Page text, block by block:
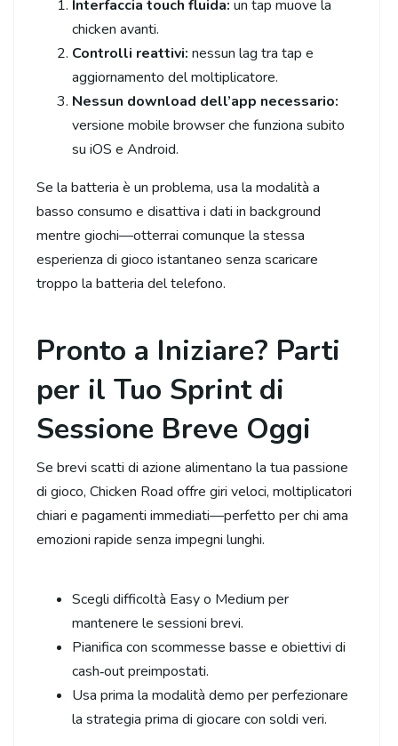
Interfaccia touch fluida: un tap muove la
chicken avanti.
Controlli reattivi: nessun lag tra tap e
aggiornamento del moltiplicatore.
Nessun download dell’app necessario:
versione mobile browser che funziona subito
su iOS e Android.
Se la batteria è un problema, usa la modalità a
basso consumo e disattiva i dati in background
mentre giochi—otterrai comunque la stessa
esperienza di gioco istantaneo senza scaricare
troppo la batteria del telefono.
Pronto a Iniziare? Parti
per il Tuo Sprint di
Sessione Breve Oggi
Se brevi scatti di azione alimentano la tua passione
di gioco, Chicken Road offre giri veloci, moltiplicatori
chiari e pagamenti immediati—perfetto per chi ama
emozioni rapide senza impegni lunghi.
Scegli difficoltà Easy o Medium per
mantenere le sessioni brevi.
Pianifica con scommesse basse e obiettivi di
cash‑out preimpostati.
Usa prima la modalità demo per perfezionare
la strategia prima di giocare con soldi veri.